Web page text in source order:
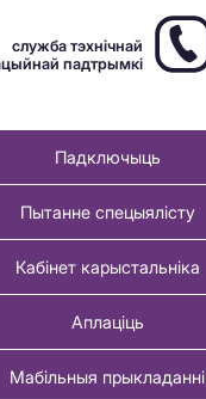
служба тэхнічнай
падтрымкі
Падключыць
Пытанне спецыялісту
Кабінет карыстальніка
Аплаціць
Мабільныя прыкладанні